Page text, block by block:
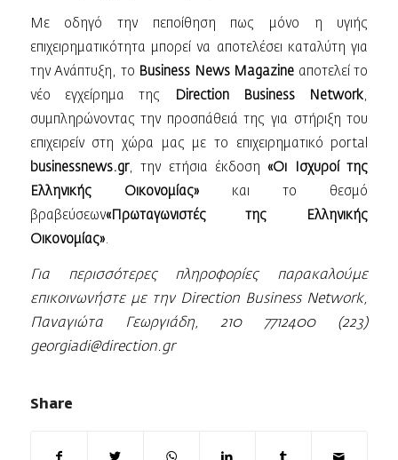
Με οδηγό την πεποίθηση πως μόνο η υγιής
επιχειρηματικότητα μπορεί να αποτελέσει καταλύτη για
την Ανάπτυξη, το Business News Μagazine αποτελεί το
νέο εγχείρημα της
Direction Business Network,
συμπληρώνοντας την προσπάθειά της για στήριξη του
επιχειρείν στη χώρα μας με το επιχειρηματικό portal
businessnews.gr, την ετήσια έκδοση«Οι Ισχυροί της
Ελληνικής Οικονομίας»και το θεσμό
βραβεύσεων«Πρωταγωνιστές της Ελληνικής
Οικονομίας».
Για περισσότερες πληροφορίες παρακαλούμε
επικοινωνήστε με την Direction Business Network,
Παναγιώτα Γεωργιάδη, 210 7712400 (223)
georgiadi@direction.gr
Share